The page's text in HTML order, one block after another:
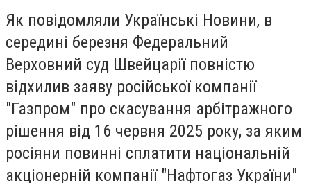
Як повідомляли Українськi Новини, в
середині березня Федеральний
Верховний суд Швейцарії повністю
відхилив заяву російської компанії
"Газпром" про скасування арбітражного
рішення від 16 червня 2025 року, за яким
росіяни повинні сплатити національній
акціонерній компанії "Нафтогаз України"